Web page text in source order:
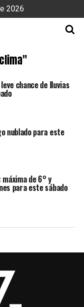
2026
chance de lluvias
nublado para este
de 6° y
para este sábado